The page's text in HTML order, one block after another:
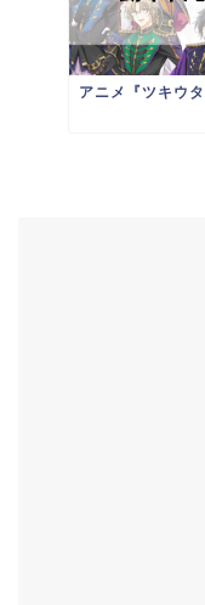
アニメ『ツキウ